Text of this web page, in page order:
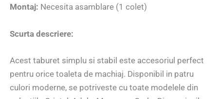
Montaj: Necesita asamblare (1 colet)
Scurta descriere:
Acest taburet simplu si stabil este accesoriul perfect
pentru orice toaleta de machiaj. Disponibil in patru
culori moderne, se potriveste cu toate modelele din